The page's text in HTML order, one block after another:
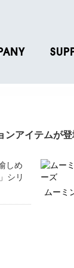
動 よくある
アイテムが登
ムーミ
しめ
シリ